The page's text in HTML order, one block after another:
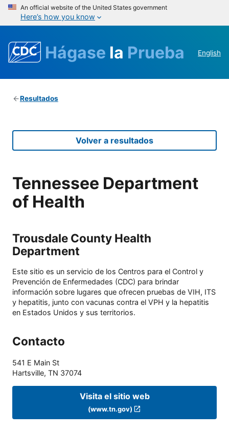
An official website of the United States government
Here’s how you know
Hágase la Prueba English
Resultados
Volver a resultados
Tennessee Department
of Health
Trousdale County Health
Department
Este sitio es un servicio de los Centros para el Control y
Prevención de Enfermedades (CDC) para brindar
información sobre lugares que ofrecen pruebas de VIH, ITS
y hepatitis, junto con vacunas contra el VPH y la hepatitis
en Estados Unidos y sus territorios.
Contacto
541 E Main St
Hartsville, TN 37074
Visita el sitio web
(www.tn.gov)